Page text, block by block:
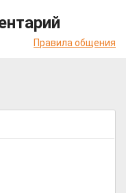
Правила общения